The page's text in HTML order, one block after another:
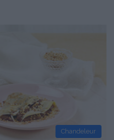
Chandeleur